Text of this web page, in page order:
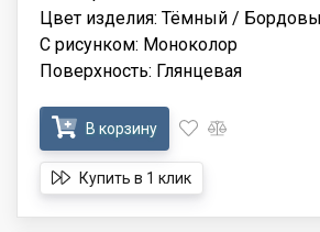
Цвет изделия: Тёмный /
С рисунком: Моноколор
Поверхность: Глянцевая
В корзину
Купить в 1 клик